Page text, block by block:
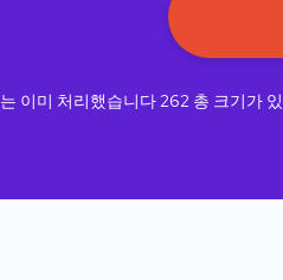
이미 처리했습니다 262 총 크기가